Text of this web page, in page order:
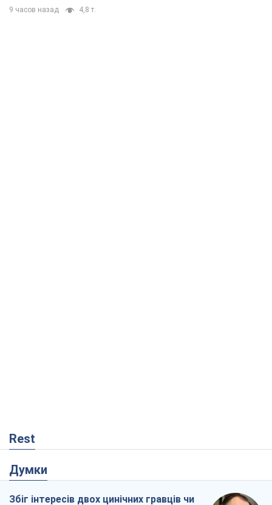
9 часов назад 4,8 т.
Rest
Думки
Збіг інтересів двох цинічних гравців чи